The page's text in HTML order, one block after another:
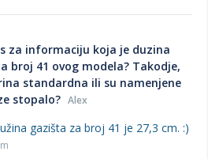
za informaciju koja je duzina
broj 41 ovog modela? Takodje,
standardna ili su namenjene
stopalo? Alex
gazišta za broj 41 je 27,3 cm. :)